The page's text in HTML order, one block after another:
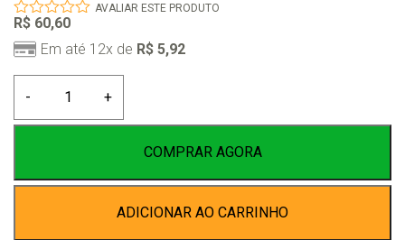
0
out
of
AVALIAR ESTE PRODUTO
R$ 60,60
Em até 12x de R$ 5,92
-
ml
+
COMPRAR AGORA
ADICIONAR AO CARRINHO